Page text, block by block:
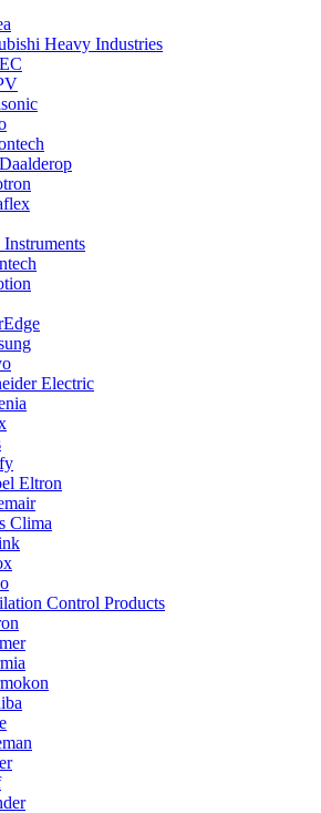
Heavy Industries
Electric
Eltron
Clima
Control Products